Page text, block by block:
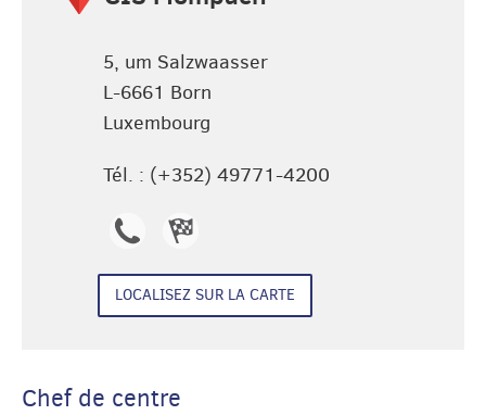
5, um Salzwaasser
L-6661 Born
Luxembourg
Tél. : (+352) 49771-4200
49771-
4200
de CIS
Mompach
LOCALISEZ SUR LA CARTE
Chef de centre